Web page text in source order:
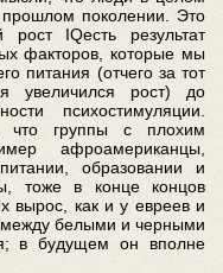
поколении. Это
IQесть результат
факторов, которые мы
питания (отчего за тот
увеличился рост) до
психостимуляции.
группы с плохим
афроамериканцы,
образовании и
тоже в конце концов
вырос, как и у евреев и
между белыми и черными
в будущем он вполне